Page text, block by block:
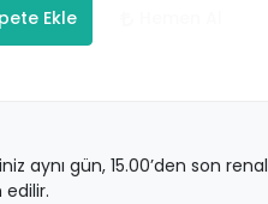
Ekle
aynı gün, 15.00’den son renal